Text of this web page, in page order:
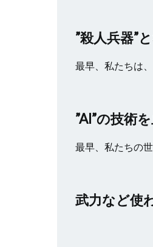
”殺人兵器”
最早、私たちは
”AI”の技術
最早、私たちの世
武力など使